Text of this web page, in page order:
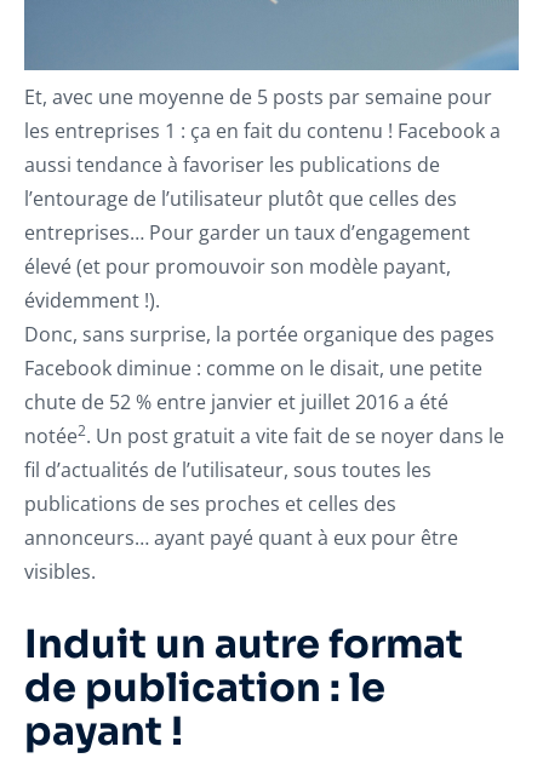
Et, avec une moyenne de 5 posts par semaine pour
les entreprises 1 : ça en fait du contenu ! Facebook a
aussi tendance à favoriser les publications de
l’entourage de l’utilisateur plutôt que celles des
entreprises… Pour garder un taux d’engagement
élevé (et pour promouvoir son modèle payant,
évidemment !).
Donc, sans surprise, la portée organique des pages
Facebook diminue : comme on le disait, une petite
chute de 52 % entre janvier et juillet 2016 a été
notée2. Un post gratuit a vite fait de se noyer dans le
fil d’actualités de l’utilisateur, sous toutes les
publications de ses proches et celles des
annonceurs… ayant payé quant à eux pour être
visibles.
Induit un autre format
de publication : le
payant !